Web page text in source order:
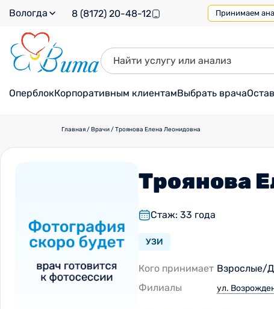
Вологда 8 (8172) 20-48-12 Принимаем
ОперблокКорпоративным клиентамВыбрать врача
Главная/Врачи/Троянова Елена Леонидовна
Троянова
Стаж: 33 года
УЗИ
Кого принимает Взрослые/
Филиалы
ул.